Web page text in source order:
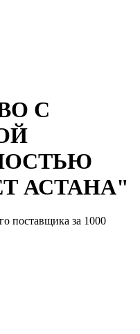
С
АСТАНА"
поставщика за 1000